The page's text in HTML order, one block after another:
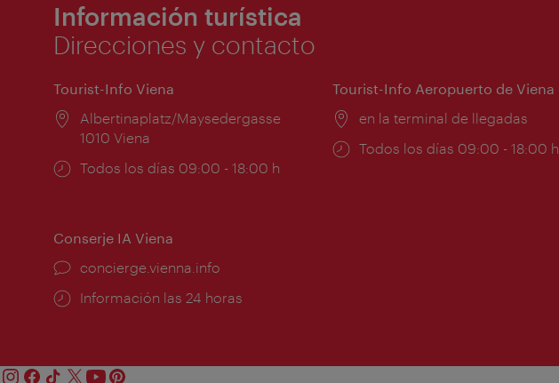
Información turística
Direcciones y contacto
Tourist-Info Viena
Lugar:
Albertinaplatz/Maysedergasse
1010 Viena
Horarios
Todos los días 09:00 - 18:00 h
Tourist-Info Aeropuerto de Viena
Lugar:
en la terminal de llegadas
Horarios
Todos los días 09:00 - 18:00 h
Conserje IA Viena
concierge.vienna.info
Información las 24 horas